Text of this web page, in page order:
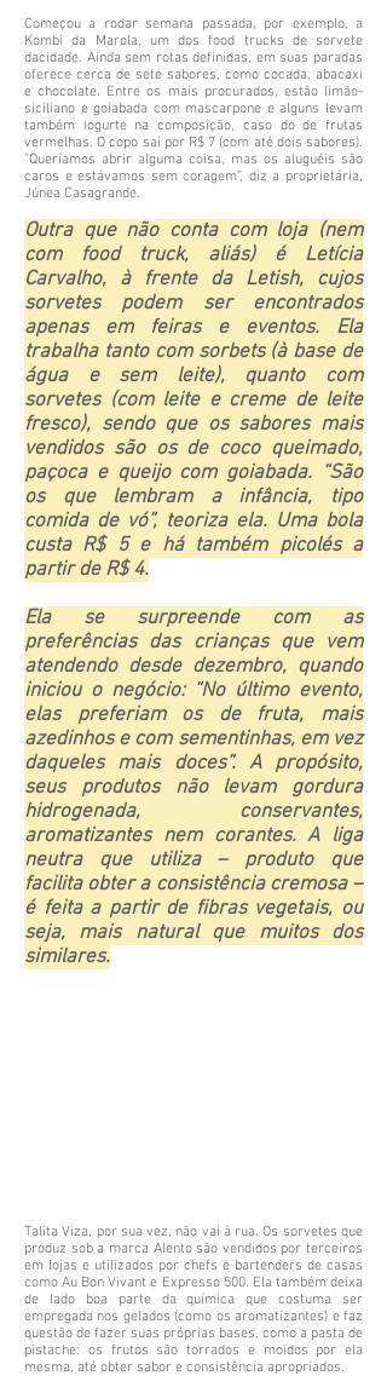
Começou a rodar semana passada, por exemplo, a
Kombi da Marola, um dos food trucks de sorvete
dacidade. Ainda sem rotas definidas, em suas paradas
oferece cerca de sete sabores, como cocada, abacaxi
e chocolate. Entre os mais procurados, estão limão-
siciliano e goiabada com mascarpone e alguns levam
também iogurte na composição, caso do de frutas
vermelhas. O copo sai por R$ 7 (com até dois sabores).
“Queríamos abrir alguma coisa, mas os aluguéis são
caros e estávamos sem coragem”, diz a proprietária,
Júnea Casagrande.
Outra que não conta com loja (nem
com food truck, aliás) é Letícia
Carvalho, à frente da Letish, cujos
sorvetes podem ser encontrados
apenas em feiras e eventos. Ela
trabalha tanto com sorbets (à base de
água e sem leite), quanto com
sorvetes (com leite e creme de leite
fresco), sendo que os sabores mais
vendidos são os de coco queimado,
paçoca e queijo com goiabada. “São
os que lembram a infância, tipo
comida de vó”, teoriza ela. Uma bola
custa R$ 5 e há também picolés a
partir de R$ 4.
Ela se surpreende com as
preferências das crianças que vem
atendendo desde dezembro, quando
iniciou o negócio: “No último evento,
elas preferiam os de fruta, mais
azedinhos e com sementinhas, em vez
daqueles mais doces”. A propósito,
seus produtos não levam gordura
hidrogenada, conservantes,
aromatizantes nem corantes. A liga
neutra que utiliza – produto que
facilita obter a consistência cremosa –
é feita a partir de fibras vegetais, ou
seja, mais natural que muitos dos
similares.
Talita Viza, por sua vez, não vai à rua. Os sorvetes que
produz sob a marca Alento são vendidos por terceiros
em lojas e utilizados por chefs e bartenders de casas
como Au Bon Vivant e Expresso 500. Ela também deixa
de lado boa parte da química que costuma ser
empregada nos gelados (como os aromatizantes) e faz
questão de fazer suas próprias bases, como a pasta de
pistache: os frutos são torrados e moídos por ela
mesma, até obter sabor e consistência apropriados.